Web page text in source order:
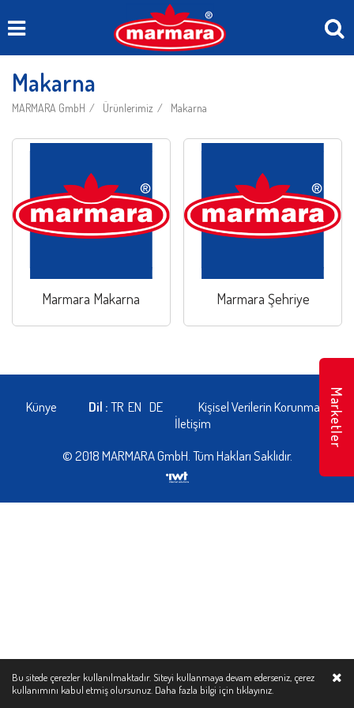
Makarna
MARMARA GmbH Ürünlerimiz Makarna
Marmara Makarna Marmara Şehriye
Künye Dil :TR EN DE
Kişisel Verilerin Korunması
İletişim
© 2018 MARMARA GmbH. Tüm Hakları Saklıdır.
Bu sitede çerezler kullanılmaktadır. Siteyi kullanmaya devam ederseniz, çerez
kullanımını kabul etmiş olursunuz. Daha fazla bilgi için tıklayınız.
Marketler